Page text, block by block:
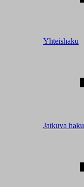
Yhteishaku
Jatkuva haku